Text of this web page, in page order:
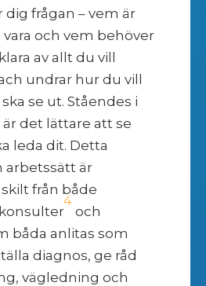
frågan – vem är
och vem behöver
av allt du vill
undrar hur du vill
se ut. Ståendes i
det lättare att se
leda dit. Detta
arbetssätt är
från både
4
och
båda anlitas som
diagnos, ge råd
vägledning och